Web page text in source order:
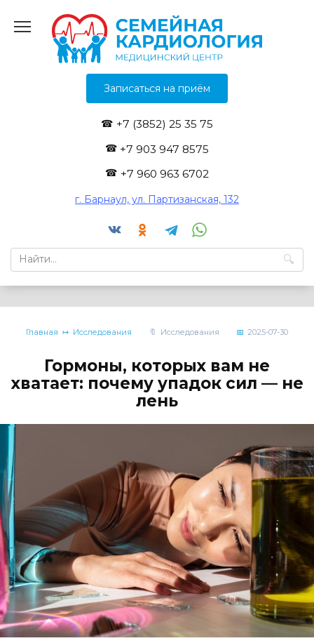
содержанию
Записаться на приём
+7 (3852) 25 35 75
+7 903 947 8575
+7 960 963 6702
г. Барнаул, ул. Партизанская, 132
Search
for:
Главная Исследования Исследования 2025-07-30
Гормоны, которых вам не
хватает: почему упадок сил — не
лень